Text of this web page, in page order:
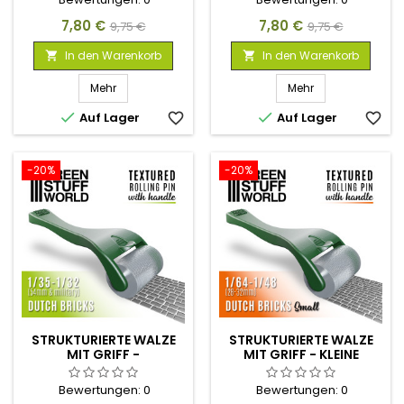
Preis
7,80 € Verkaufspreis
9,75 €
 In den Warenkorb
Mehr
 Auf Lager favorite_border
Preis
7,80 € Verkaufspreis
9,75 €
 In den Warenkorb
Mehr
 Auf Lager favorite_border
-20%
STRUKTURIERTE WALZE
MIT GRIFF -
HOLLÄNDISCHE ZIEGEL
Bewertungen: 0
-20%
STRUKTURIERTE WALZE
MIT GRIFF - KLEINE
HOLLÄNDISCHE ZIEGEL
Bewertungen: 0